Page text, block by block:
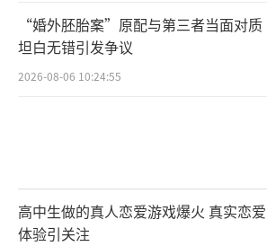
“婚外胚胎案”原配与第三者当面对质
坦白无错引发争议
2026-08-06 10:24:55
高中生做的真人恋爱游戏爆火 真实恋爱
体验引关注